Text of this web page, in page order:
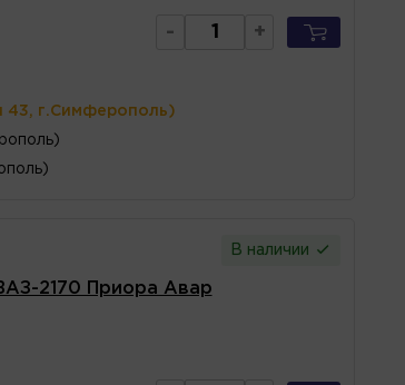
- +
43, г.Симферополь)
В наличии
2170 Приора Авар